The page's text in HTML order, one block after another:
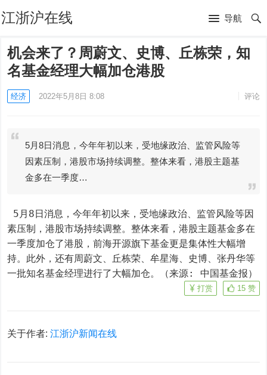
江浙沪在线 导航
机会来了？周蔚文、史博、丘栋荣，知
名基金经理大幅加仓港股
经济 2022年5月8日 8:08 评论
5月8日消息，今年年初以来，受地缘政治、监管风险等
因素压制，港股市场持续调整。整体来看，港股主题基
金多在一季度…
素压制，港股市场持续调整。整体来看，港股主题基金多在
一季度加仓了港股，前海开源旗下基金更是集体性大幅增
持。此外，还有周蔚文、丘栋荣、牟星海、史博、张丹华等
一批知名基金经理进行了大幅加仓。（来源: 中国基金报）
15 赞
打赏
关于作者:江浙沪新闻在线